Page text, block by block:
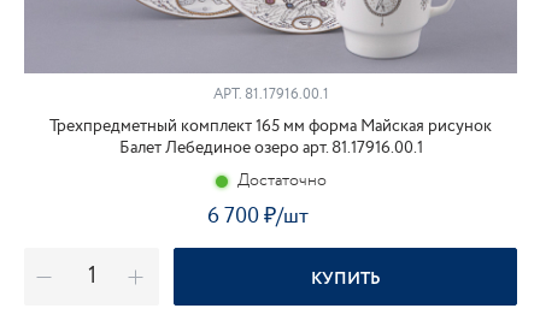
АРТ. 81.17916.00.1
Трехпредметный комплект 165 мм форма Майская рисунок
Балет Лебединое озеро арт. 81.17916.00.1
Достаточно
6 700₽/шт
КУПИТЬ